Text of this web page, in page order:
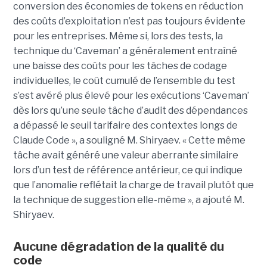
conversion des économies de tokens en réduction
des coûts d’exploitation n’est pas toujours évidente
pour les entreprises. Même si, lors des tests, la
technique du ‘Caveman’ a généralement entraîné
une baisse des coûts pour les tâches de codage
individuelles, le coût cumulé de l’ensemble du test
s’est avéré plus élevé pour les exécutions ‘Caveman’
dès lors qu’une seule tâche d’audit des dépendances
a dépassé le seuil tarifaire des contextes longs de
Claude Code », a souligné M. Shiryaev. « Cette même
tâche avait généré une valeur aberrante similaire
lors d’un test de référence antérieur, ce qui indique
que l’anomalie reflétait la charge de travail plutôt que
la technique de suggestion elle-même », a ajouté M.
Shiryaev.
Aucune dégradation de la qualité du
code